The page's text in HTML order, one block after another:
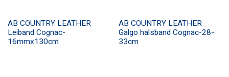
AB COUNTRY LEATHER
Leiband Cognac-
16mmx130cm
AB COUNTRY LEATHER
Galgo halsband Cognac-28-
33cm